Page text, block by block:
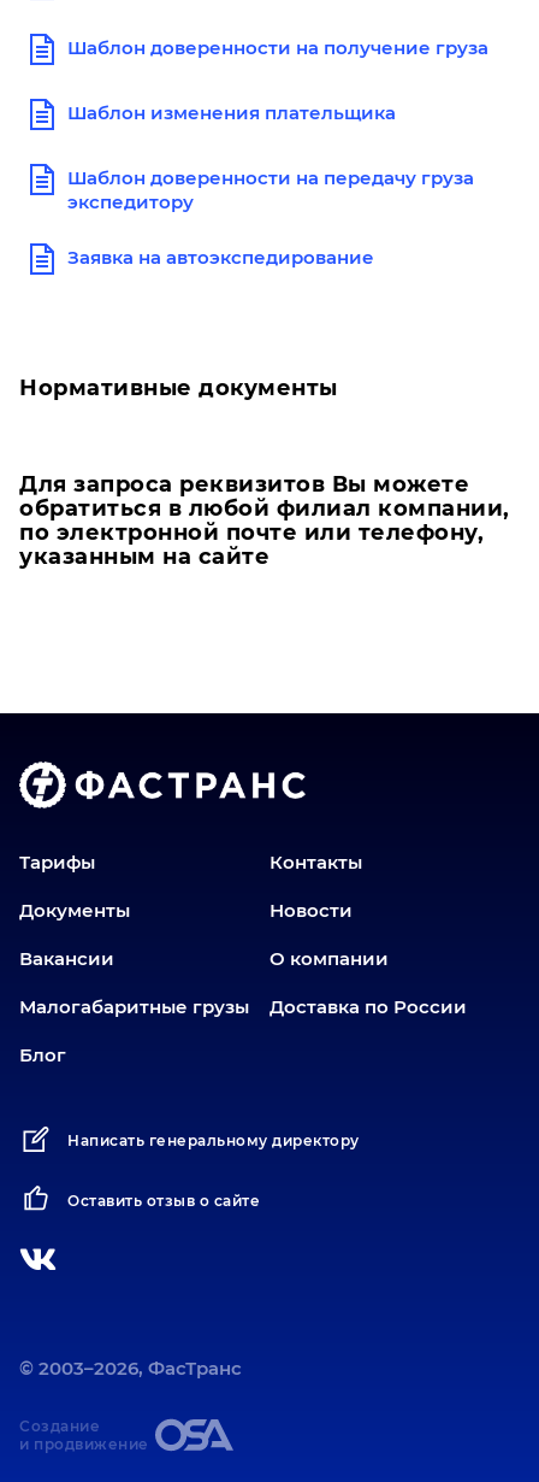
Шаблон доверенности на получение груза
Шаблон изменения плательщика
Шаблон доверенности на передачу груза
экспедитору
Заявка на автоэкспедирование
Нормативные документы
Для запроса реквизитов Вы можете
обратиться в любой филиал компании,
по электронной почте или телефону,
указанным на сайте
Тарифы Контакты
Документы Новости
Вакансии О компании
Малогабаритные грузы Доставка по России
Блог
Написать генеральному директору
Оставить отзыв о сайте
© 2003–2026, ФасТранс
Создание
и продвижение